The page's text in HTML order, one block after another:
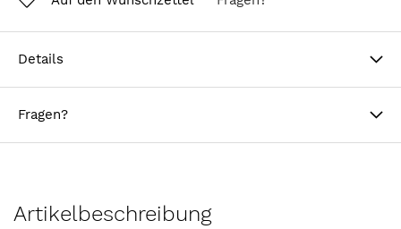
Details
Fragen?
Artikelbeschreibung